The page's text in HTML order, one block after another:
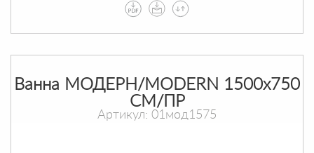
Ванна МОДЕРН/MODERN 1500х750
СМ/ПР
Артикул: 01мод1575